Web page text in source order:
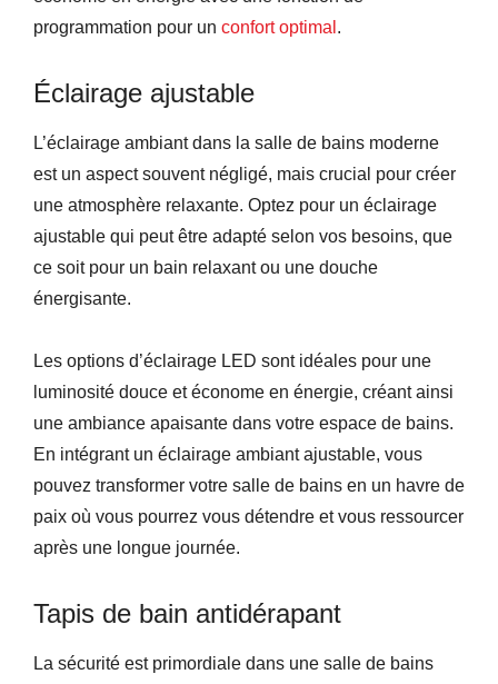
programmation pour un confort optimal .
Éclairage ajustable
L’éclairage ambiant dans la salle de bains moderne
est un aspect souvent négligé, mais crucial pour créer
une atmosphère relaxante. Optez pour un éclairage
ajustable qui peut être adapté selon vos besoins, que
ce soit pour un bain relaxant ou une douche
énergisante.
Les options d’éclairage LED sont idéales pour une
luminosité douce et économe en énergie, créant ainsi
une ambiance apaisante dans votre espace de bains.
En intégrant un éclairage ambiant ajustable, vous
pouvez transformer votre salle de bains en un havre de
paix où vous pourrez vous détendre et vous ressourcer
après une longue journée.
Tapis de bain antidérapant
La sécurité est primordiale dans une salle de bains